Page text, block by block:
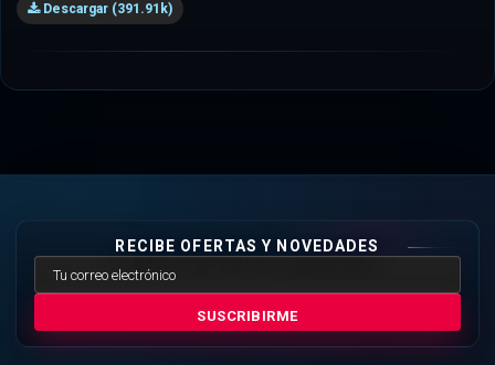
Descargar (391.91k)
RECIBE OFERTAS Y NOVEDADES
SUSCRIBIRME